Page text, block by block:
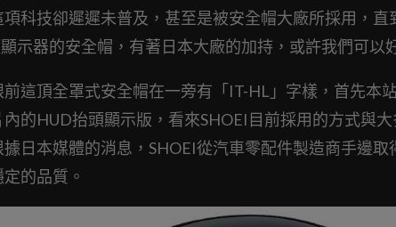
科技卻遲遲未普及，甚至是被安全帽大廠所採用，
示器的安全帽，有著日本大廠的加持，或許我們可以
這頂全罩式安全帽在一旁有「IT-HL」字樣，首先本
的HUD抬頭顯示版，看來SHOEI目前採用的方式與
日本媒體的消息，SHOEI從汽車零配件製造商手邊
的品質。